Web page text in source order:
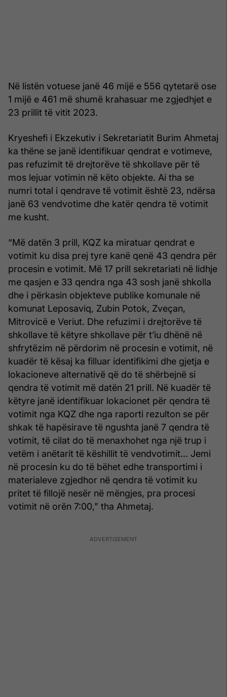
Në listën votuese janë 46 mijë e 556 qytetarë ose
1 mijë e 461 më shumë krahasuar me zgjedhjet e
23 prillit të vitit 2023.
Kryeshefi i Ekzekutiv i Sekretariatit Burim Ahmetaj
ka thëne se janë identifikuar qendrat e votimeve,
pas refuzimit të drejtorëve të shkollave për të
mos lejuar votimin në këto objekte. Ai tha se
numri total i qendrave të votimit është 23, ndërsa
janë 63 vendvotime dhe katër qendra të votimit
me kusht.
“Më datën 3 prill, KQZ ka miratuar qendrat e
votimit ku disa prej tyre kanë qenë 43 qendra për
procesin e votimit. Më 17 prill sekretariati në lidhje
me qasjen e 33 qendra nga 43 sosh janë shkolla
dhe i përkasin objekteve publike komunale në
komunat Leposaviq, Zubin Potok, Zveçan,
Mitrovicë e Veriut. Dhe refuzimi i drejtorëve të
shkollave të këtyre shkollave për t’iu dhënë në
shfrytëzim në përdorim në procesin e votimit, në
kuadër të kësaj ka filluar identifikimi dhe gjetja e
lokacioneve alternativë që do të shërbejnë si
qendra të votimit më datën 21 prill. Në kuadër të
këtyre janë identifikuar lokacionet për qendra të
votimit nga KQZ dhe nga raporti rezulton se për
shkak të hapësirave të ngushta janë 7 qendra të
votimit, të cilat do të menaxhohet nga një trup i
vetëm i anëtarit të këshillit të vendvotimit... Jemi
në procesin ku do të bëhet edhe transportimi i
materialeve zgjedhor në qendra të votimit ku
pritet të fillojë nesër në mëngjes, pra procesi
votimit në orën 7:00,” tha Ahmetaj.